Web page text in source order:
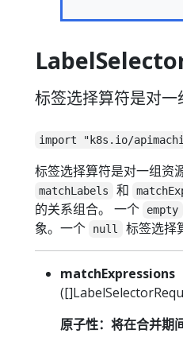
标签选择算符是对一
import "k8s.io/
标签选择算符是对一组资
matchLabels 和
的关系组合。 一个
empty
象。一个
null 标签选择
matchExpressions
原子性：将在合并期